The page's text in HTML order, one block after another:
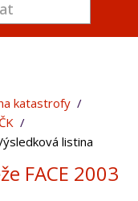
katastrofy
listina
FACE 2003